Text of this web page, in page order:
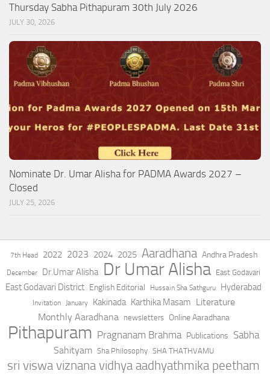
Thursday Sabha Pithapuram 30th July 2026
JULY 30, 2026
Nominate Dr. Umar Alisha for PADMA Awards 2027 –
Closed
JULY 25, 2026
7th Head 2022 2023 2024 2025 Aaradhana Andhra Pradesh
December Dr.Umar Alisha Dr Umar Alisha East Godavari
East Godavari District English Editorial Hussain Sha Sathguru Hyderabad
Invitation January Kakinada Karthika Masam Literature
Monthly Aaradhana
newsletters Online Aaradhana
Pithapuram Pragnanam Brahma Publications Sabha
Sahityam Sha Philosophy SHA THATHVAMU
sri viswa viznana vidhya aadhyathmika peetham